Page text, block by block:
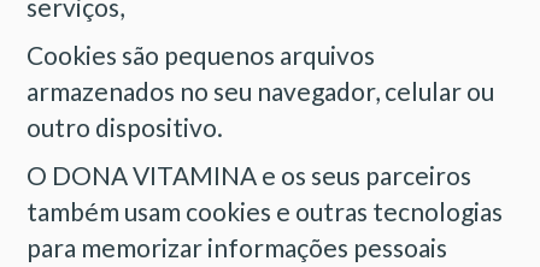
serviços,
Cookies são pequenos arquivos
armazenados no seu navegador, celular ou
outro dispositivo.
O DONA VITAMINA e os seus parceiros
também usam cookies e outras tecnologias
para memorizar informações pessoais